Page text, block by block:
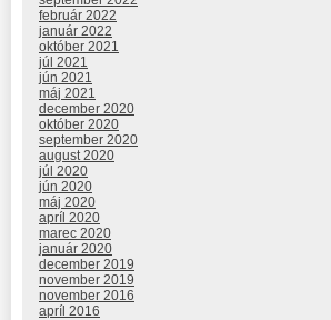
február 2022
január 2022
október 2021
júl 2021
jún 2021
máj 2021
december 2020
október 2020
september 2020
august 2020
júl 2020
jún 2020
máj 2020
apríl 2020
marec 2020
január 2020
december 2019
november 2019
november 2016
apríl 2016